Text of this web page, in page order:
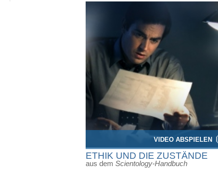
VIDEO ABSPIELEN
ETHIK UND DIE ZUSTÄNDE
aus dem Scientology-Handbuch